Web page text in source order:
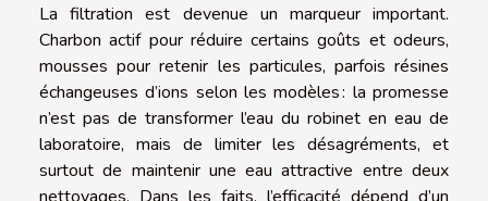
La filtration est devenue un marqueur important.
Charbon actif pour réduire certains goûts et odeurs,
mousses pour retenir les particules, parfois résines
échangeuses d’ions selon les modèles : la promesse
n’est pas de transformer l’eau du robinet en eau de
laboratoire, mais de limiter les désagréments, et
surtout de maintenir une eau attractive entre deux